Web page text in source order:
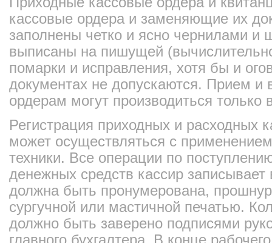
кассовые ордера и заменяющие их
заполнены четко и ясно чернилами
выписаны на пишущей
помарки и исправления, хотя бы и
документах не допускаются. Прием и
ордерам могут производиться только
Регистрация приходных и расходных
может осуществляться с
техники. Все операции по
денежных средств кассир записывает
должна быть пронумерована,
сургучной или мастичной печатью.
должно быть заверено подписями
главного бухгалтера. В конце